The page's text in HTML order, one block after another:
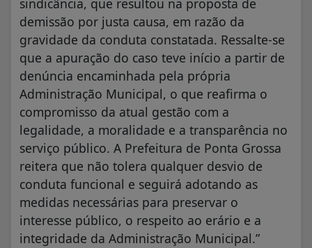
sindicância, que resultou na proposta de
demissão por justa causa, em razão da
gravidade da conduta constatada. Ressalte-se
que a apuração do caso teve início a partir de
denúncia encaminhada pela própria
Administração Municipal, o que reafirma o
compromisso da atual gestão com a
legalidade, a moralidade e a transparência no
serviço público. A Prefeitura de Ponta Grossa
reitera que não tolera qualquer desvio de
conduta funcional e seguirá adotando as
medidas necessárias para preservar o
interesse público, o respeito ao erário e a
integridade da Administração Municipal.”